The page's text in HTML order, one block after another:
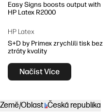
Easy Signs boosts output with
HP Latex R2000
HP Latex
S+D by Primex zrychlili tisk bez
ztráty kvality
Načíst Více
Země/Oblast Česká republika